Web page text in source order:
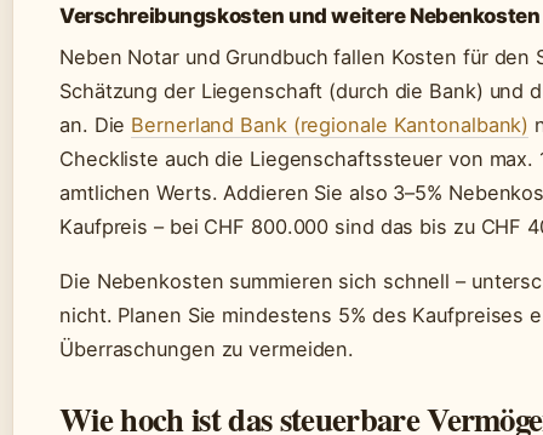
Verschreibungskosten und weitere Nebenkosten
Neben Notar und Grundbuch fallen Kosten für den
Schätzung der Liegenschaft (durch die Bank) und
an. Die Bernerland Bank (regionale Kantonalbank)
Checkliste auch die Liegenschaftssteuer von max.
amtlichen Werts. Addieren Sie also 3–5%
Kaufpreis – bei CHF 800.000 sind das bis zu CHF
Die Nebenkosten summieren sich schnell –
nicht. Planen Sie mindestens 5% des Kaufpreises
Überraschungen zu vermeiden.
Wie hoch ist das steuerbare